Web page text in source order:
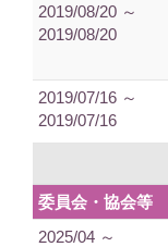
2019/08/20 ～
2019/08/20
2019/07/16 ～
2019/07/16
委員会・協会等
2025/04 ～